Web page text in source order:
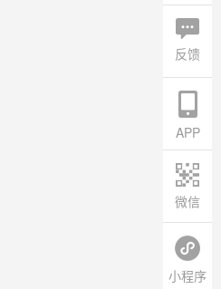
反馈
APP
微信
小程序